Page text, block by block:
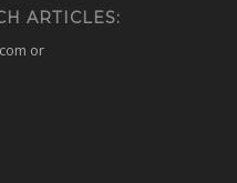
ARTICLES:
or